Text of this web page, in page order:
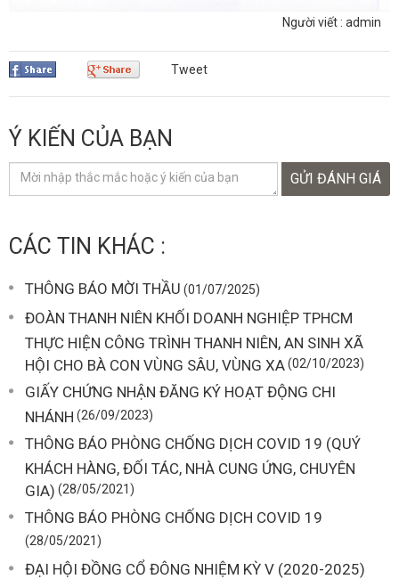
Người viết : admin
Tweet
Ý KIẾN CỦA BẠN
GỬI ĐÁNH GIÁ
CÁC TIN KHÁC :
THÔNG BÁO MỜI THẦU (01/07/2025)
ĐOÀN THANH NIÊN KHỐI DOANH NGHIỆP TPHCM
THỰC HIỆN CÔNG TRÌNH THANH NIÊN, AN SINH XÃ
HỘI CHO BÀ CON VÙNG SÂU, VÙNG XA (02/10/2023)
GIẤY CHỨNG NHẬN ĐĂNG KÝ HOẠT ĐỘNG CHI
NHÁNH (26/09/2023)
THÔNG BÁO PHÒNG CHỐNG DỊCH COVID 19 (QUÝ
KHÁCH HÀNG, ĐỐI TÁC, NHÀ CUNG ỨNG, CHUYÊN
GIA) (28/05/2021)
THÔNG BÁO PHÒNG CHỐNG DỊCH COVID 19
(28/05/2021)
ĐẠI HỘI ĐỒNG CỔ ĐÔNG NHIỆM KỲ V (2020-2025)